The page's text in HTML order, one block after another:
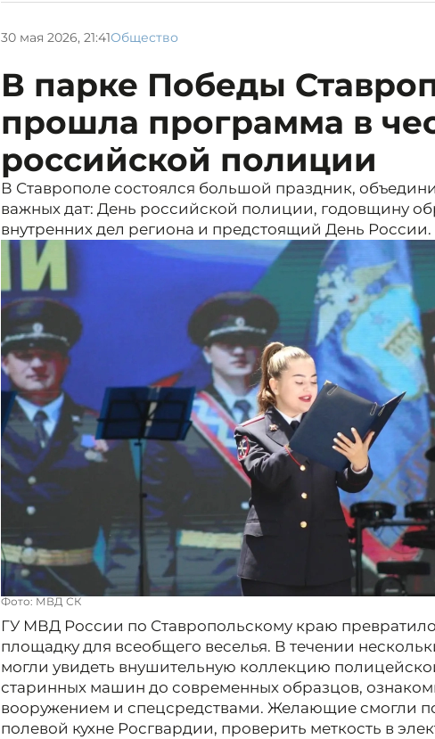
30 мая 2026, 21:41Общество
В парке Победы
прошла программа в
российской полиции
В Ставрополе состоялся большой праздник,
важных дат: День российской полиции, годовщину
внутренних дел региона и предстоящий День России.
Фото: МВД СК
ГУ МВД России по Ставропольскому краю
площадку для всеобщего веселья. В течении
могли увидеть внушительную коллекцию
старинных машин до современных образцов,
вооружением и спецсредствами. Желающие смогли
полевой кухне Росгвардии, проверить меткость в